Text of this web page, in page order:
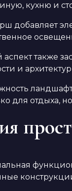
кухню и
добавляет
также
и
для отдыха,